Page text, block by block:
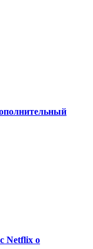
Netflix о